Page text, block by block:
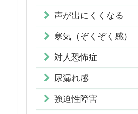
声が出にくくなる
寒気（ぞくぞく感）
対人恐怖症
尿漏れ感
強迫性障害